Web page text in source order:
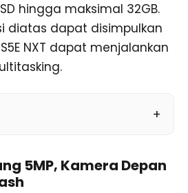
hingga maksimal 32GB.
diatas dapat disimpulkan
NXT dapat menjalankan
5MP, Kamera Depan